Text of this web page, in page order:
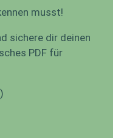
musst!
sichere dir deinen
PDF für